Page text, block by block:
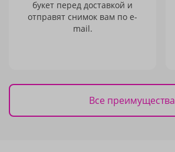
букет перед доставкой и
отправят снимок вам по e-
mail.
Все преимущества